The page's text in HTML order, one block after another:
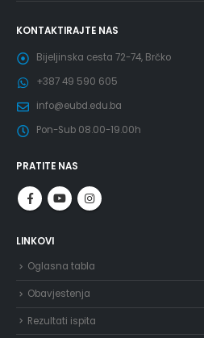
KONTAKTIRAJTE NAS
Bijeljinska cesta 72-74, Brčko
+387 49 590 605
info@eubd.edu.ba
Pon-Sub 08.00-19.00h
PRATITE NAS
LINKOVI
Oglasna tabla
Obavjestenja
Rezultati ispita